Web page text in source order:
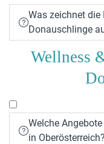

Was zeichnet die
Donauschlinge
Wellness

Welche
in Oberösterreich?